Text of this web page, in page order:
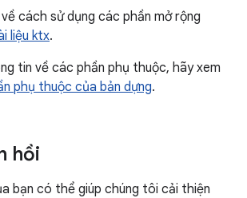
cách sử dụng các phần mở rộng
liệu ktx.
tin về các phần phụ thuộc, hãy xem
phụ thuộc của bản dựng.
hồi
bạn có thể giúp chúng tôi cải thiện